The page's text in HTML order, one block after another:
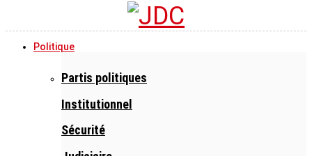
Politique
Partis politiques
Institutionnel
Sécurité